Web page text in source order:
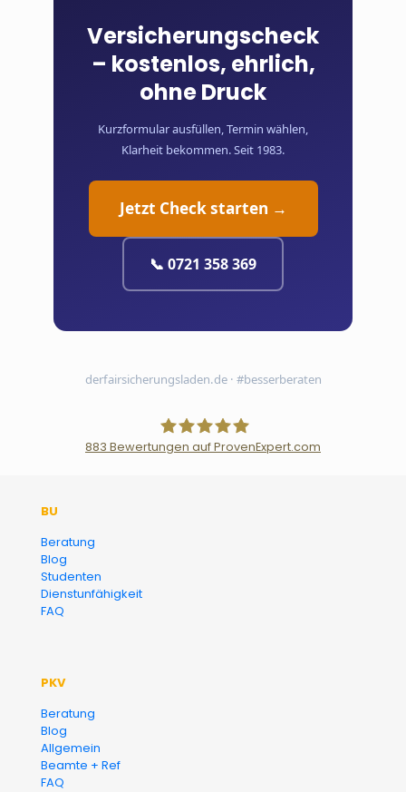
Versicherungscheck
– kostenlos, ehrlich,
ohne Druck
Kurzformular ausfüllen, Termin wählen,
Klarheit bekommen. Seit 1983.
Jetzt Check starten →
📞 0721 358 369
derfairsicherungsladen.de · #besserberaten
883 Bewertungen auf ProvenExpert.com
BU
Beratung
Blog
Studenten
Dienstunfähigkeit
FAQ
PKV
Beratung
Blog
Allgemein
Beamte + Ref
FAQ